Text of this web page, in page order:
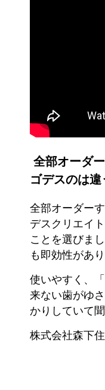
全部オーダ
ゴデスのは違
全部オーダー
デスクリエイ
ことを選びま
も即効性があり
使いやすく、
来ない歯がゆ
かりしていて
株式会社森下